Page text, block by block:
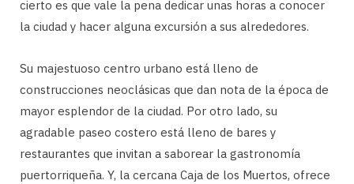
cierto es que vale la pena dedicar unas horas a conocer
la ciudad y hacer alguna excursión a sus alrededores.
Su majestuoso centro urbano está lleno de
construcciones neoclásicas que dan nota de la época de
mayor esplendor de la ciudad. Por otro lado, su
agradable paseo costero está lleno de bares y
restaurantes que invitan a saborear la gastronomía
puertorriqueña. Y, la cercana Caja de los Muertos, ofrece